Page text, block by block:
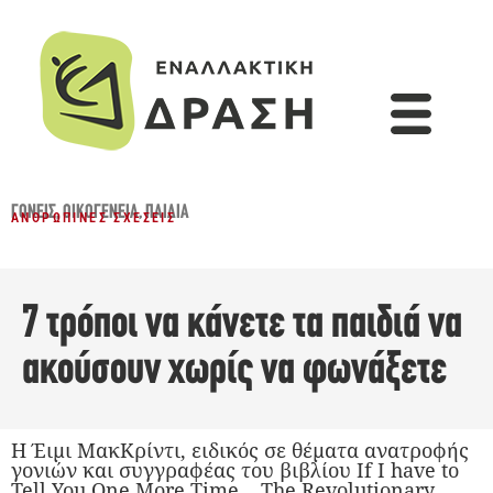
ΓΟΝΕΊΣ,ΟΙΚΟΓΈΝΕΙΑ,ΠΑΙΔΙΆ
ΑΝΘΡΏΠΙΝΕΣ ΣΧΈΣΕΙΣ
7 τρόποι να κάνετε τα παιδιά να
ακούσουν χωρίς να φωνάξετε
Η Έιμι ΜακΚρίντι, ειδικός σε θέματα ανατροφής
γονιών και συγγραφέας του βιβλίου If I have to